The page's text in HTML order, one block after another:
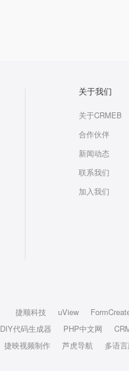
关于我们
关于CRMEB
合作伙伴
新闻动态
联系我们
加入我们
捷顺科技 uView
DIY代码生成器 PHP中文网
捷映视频制作 芦虎导航 多语